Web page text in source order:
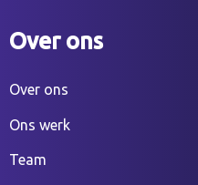
Over ons
Over ons
Ons werk
Team